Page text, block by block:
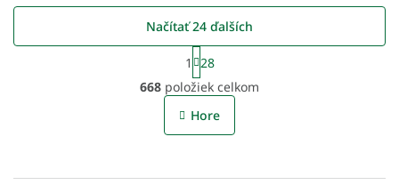
O
v
l
á
c
Načítať 24 ďalších
S
t
r
á
n
a
1
28
668 položiek celkom
Hore